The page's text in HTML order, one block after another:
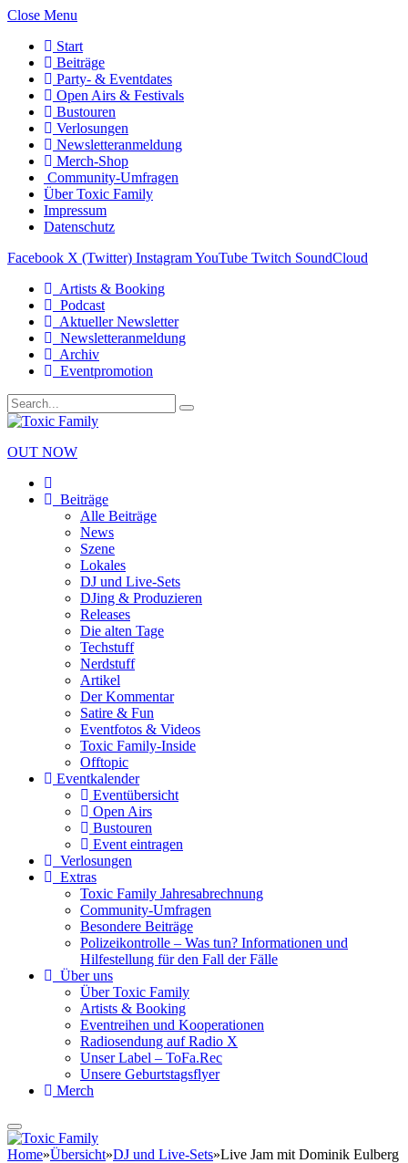
Close Menu
Start
Beiträge
Party- & Eventdates
Open Airs & Festivals
Bustouren
Verlosungen
Newsletteranmeldung
Merch-Shop
Community-Umfragen
Über Toxic Family
Impressum
Datenschutz
Facebook X (Twitter) InstagramYouTube Twitch SoundCloud
Artists & Booking
Podcast
Aktueller Newsletter
Newsletteranmeldung
Archiv
Eventpromotion
OUT NOW
Beiträge
Alle Beiträge
News
Szene
Lokales
DJ und Live-Sets
DJing & Produzieren
Releases
Die alten Tage
Techstuff
Nerdstuff
Artikel
Der Kommentar
Satire & Fun
Eventfotos & Videos
Toxic Family-Inside
Offtopic
Eventkalender
Eventübersicht
Open Airs
Bustouren
Event eintragen
Verlosungen
Extras
Toxic Family Jahresabrechnung
Community-Umfragen
Besondere Beiträge
Polizeikontrolle – Was tun? Informationen und
Hilfestellung für den Fall der Fälle
Über uns
Über Toxic Family
Artists & Booking
Eventreihen und Kooperationen
Radiosendung auf Radio X
Unser Label – ToFa.Rec
Unsere Geburtstagsflyer
Merch
Home»Übersicht»DJ und Live-Sets»Live Jam mit Dominik Eulberg